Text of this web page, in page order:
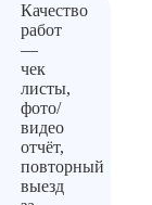
Качество
работ
—
чек
листы,
фото/
видео
отчёт,
повторный
выезд